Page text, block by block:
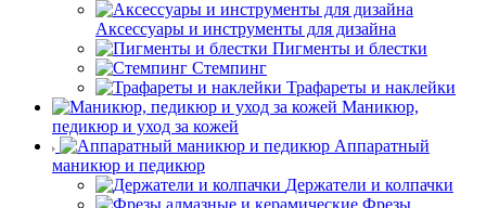
Аксессуары и инструменты для дизайна
Пигменты и блестки
Стемпинг
Трафареты и наклейки
Маникюр,
педикюр и уход за кожей
Аппаратный
маникюр и педикюр
Держатели и колпачки
Фрезы